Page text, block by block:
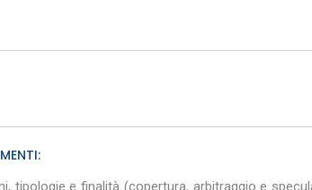
tipologie e finalità (copertura, arbitraggio e